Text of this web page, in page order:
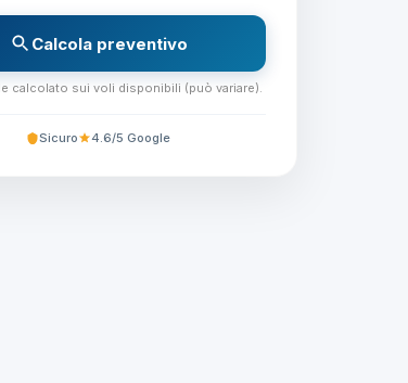
Calcola preventivo
calcolato sui voli disponibili (può variare).
Sicuro 4.6/5 Google